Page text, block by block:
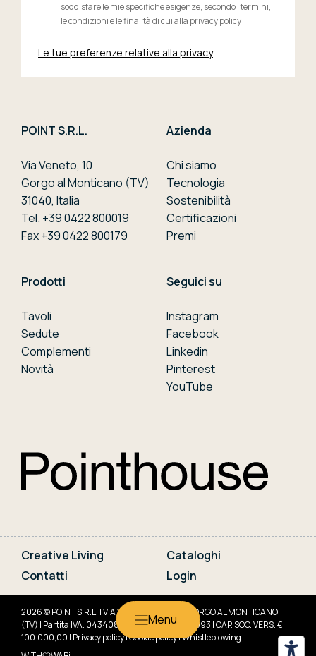
POINT S.R.L.
Via Veneto, 10
Gorgo al Monticano (TV)
31040, Italia
Tel. +39 0422 800019
Fax +39 0422 800179
Azienda
Chi siamo
Tecnologia
Sostenibilità
Certificazioni
Premi
Prodotti
Tavoli
Sedute
Complementi
Novità
Seguici su
Instagram
Facebook
Linkedin
Pinterest
YouTube
soddisfare le mie specifiche esigenze, secondo i termini,
le condizioni e le finalità di cui alla privacy policy
Le tue preferenze relative alla privacy
Creative Living
Cataloghi
Contatti
Login
2026 © POINT S.R.L. | VIA VENETO, 10 31040 GORGO AL MONTICANO
(TV) | Partita IVA. 04340830266 | REA TV-341993 | CAP. SOC. VERS. €
100.000,00 | Privacy policy|Cookie policy|Whistleblowing